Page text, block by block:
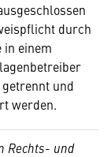
durch
in einem
und
werden.
Rechts- und